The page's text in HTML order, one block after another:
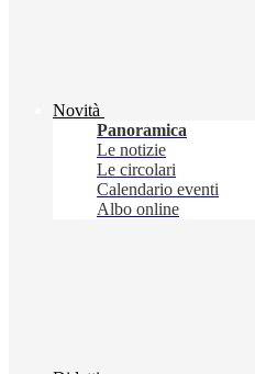
Novità
Panoramica
Le notizie
Le circolari
Calendario eventi
Albo online